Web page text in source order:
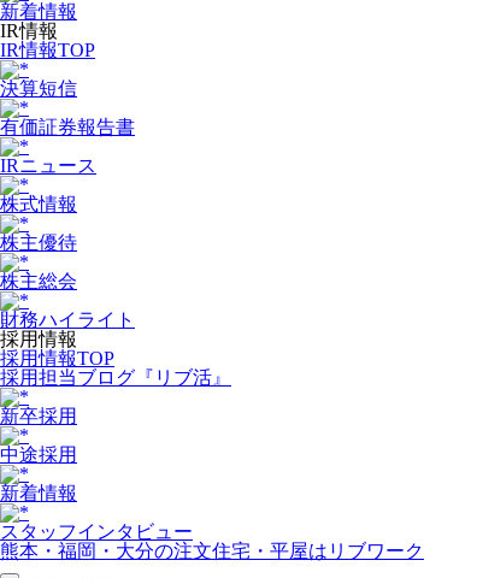
新着情報
IR情報
IR情報TOP
決算短信
有価証券報告書
IRニュース
株式情報
株主優待
株主総会
財務ハイライト
採用情報
採用情報TOP
採用担当ブログ『リブ活』
新卒採用
中途採用
新着情報
スタッフインタビュー
熊本・福岡・大分の注文住宅・平屋はリブワーク